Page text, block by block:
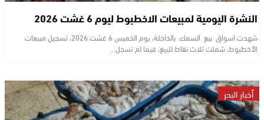
النشرة اليومية لمبيعات الاخطبوط ليوم 6 غشت 2026
شهدت اسواق بيع السمك بالداخلة، يوم الخميس 6 غشت 2026، تسجيل مبيعات
الأخطبوط، شملت ثلاث نقاط للبيع، فيما لم تسجل…
أخبار البحر